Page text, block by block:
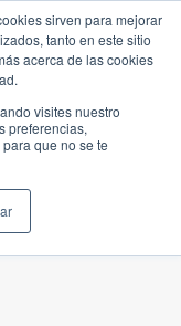
sirven para mejorar
tanto en este sitio
acerca de las cookies
visites nuestro
preferencias,
que no se te